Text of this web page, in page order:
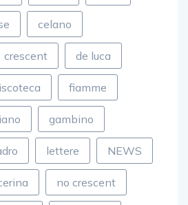
celano
crescent de luca
fiamme
gambino
lettere NEWS
no crescent